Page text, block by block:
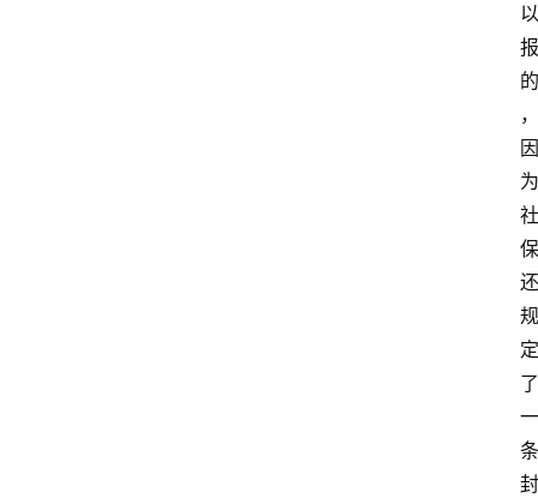
以
报
的
，
因
为
社
保
还
规
定
了
一
条
封